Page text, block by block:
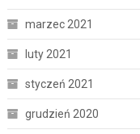
marzec 2021
luty 2021
styczeń 2021
grudzień 2020